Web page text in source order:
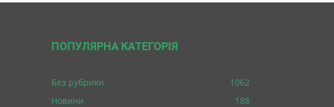
ПОПУЛЯРНА КАТЕГОРІЯ
Без рубрики
1062
Новини
188